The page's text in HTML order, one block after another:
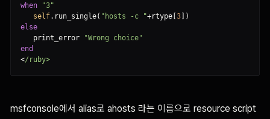
when
"3"
self. run_single( " hosts -c "+rtype [3
)
else
   print_error
"Wrong choice"
end
</
msfconsole에서 alias로 ahosts 라는 이름으로 resource script